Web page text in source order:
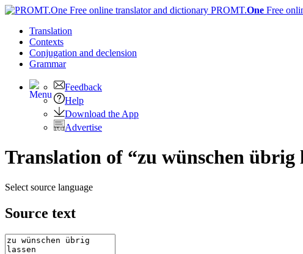
PROMT.One Free
Translation
Contexts
Conjugation and declension
Grammar
Feedback
Help
Download the App
Advertise
Translation of “zu wünschen übrig
Select source language
Source text